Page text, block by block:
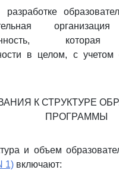
которая
в целом, с учетом
К СТРУКТУРЕ
ПРОГРАММЫ
и объем
1) включают: